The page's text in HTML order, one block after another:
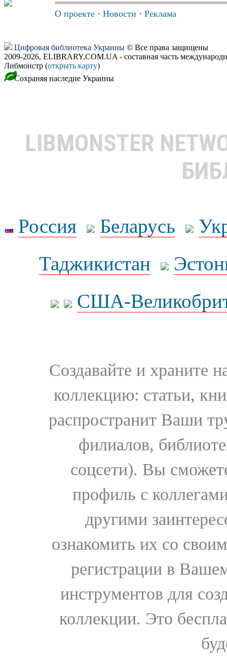
О проекте · Новости · Реклама
Цифровая библиотека Украины © Все права защищены
2009-2026, ELIBRARY.COM.UA - составная часть
Либмонстр (открыть карту)
Сохраняя наследие Украины
LIBMONSTER
Россия Беларусь
Таджикистан
США-
Создавайте и храните
коллекцию: статьи,
распространит Ваши
филиалов,
соцсети). Вы
профиль с
другими
ознакомить их со
регистрации в
инструментов для
коллекции. Это